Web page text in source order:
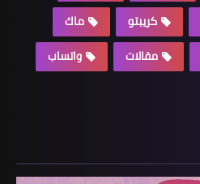
كريبتو
ماك
مقالات
واتساب